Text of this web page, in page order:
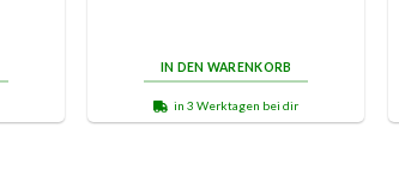
IN DEN WARENKORB
in 3 Werktagen bei dir